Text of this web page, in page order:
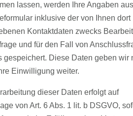
lassen, werden Ihre Angaben
inklusive der von Ihnen dort
Kontaktdaten zwecks
und für den Fall von
gespeichert. Diese Daten geben wir
Einwilligung weiter.
dieser Daten erfolgt auf
von Art. 6 Abs. 1 lit. b DSGVO,